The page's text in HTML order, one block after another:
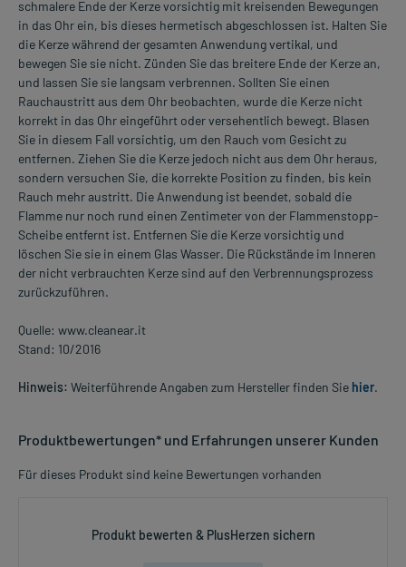
schmalere Ende der Kerze vorsichtig mit kreisenden Bewegungen
in das Ohr ein, bis dieses hermetisch abgeschlossen ist. Halten Sie
die Kerze während der gesamten Anwendung vertikal, und
bewegen Sie sie nicht. Zünden Sie das breitere Ende der Kerze an,
und lassen Sie sie langsam verbrennen. Sollten Sie einen
Rauchaustritt aus dem Ohr beobachten, wurde die Kerze nicht
korrekt in das Ohr eingeführt oder versehentlich bewegt. Blasen
Sie in diesem Fall vorsichtig, um den Rauch vom Gesicht zu
entfernen. Ziehen Sie die Kerze jedoch nicht aus dem Ohr heraus,
sondern versuchen Sie, die korrekte Position zu finden, bis kein
Rauch mehr austritt. Die Anwendung ist beendet, sobald die
Flamme nur noch rund einen Zentimeter von der Flammenstopp-
Scheibe entfernt ist. Entfernen Sie die Kerze vorsichtig und
löschen Sie sie in einem Glas Wasser. Die Rückstände im Inneren
der nicht verbrauchten Kerze sind auf den Verbrennungsprozess
zurückzuführen.
Quelle: www.cleanear.it
Stand: 10/2016
Hinweis: Weiterführende Angaben zum Hersteller finden Sie hier.
Produktbewertungen* und Erfahrungen unserer Kunden
Für dieses Produkt sind keine Bewertungen vorhanden
Produkt bewerten & PlusHerzen sichern